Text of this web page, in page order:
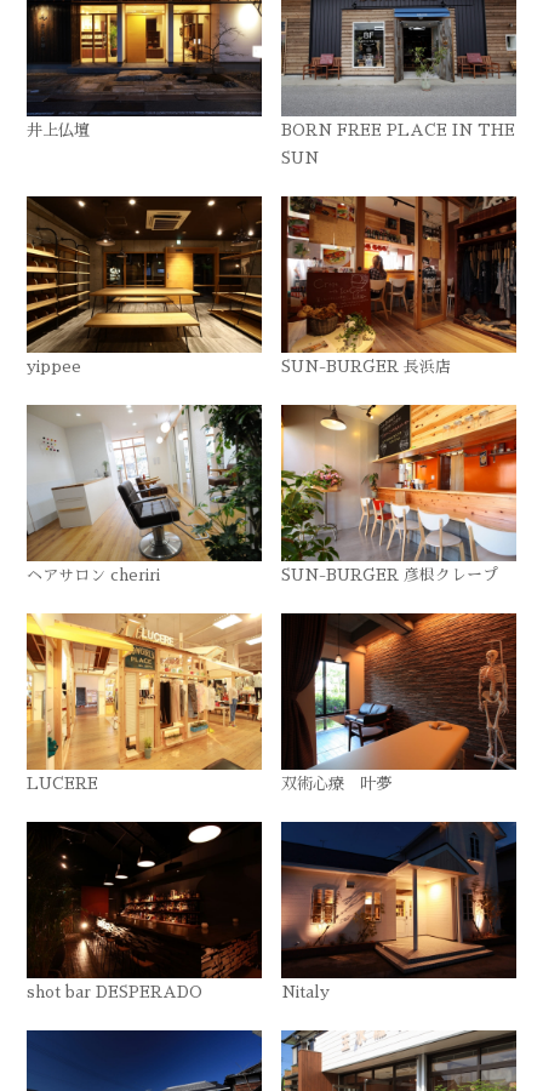
井上仏壇
BORN FREE PLACE IN THE
SUN
yippee SUN-BURGER 長浜店
ヘアサロン cheriri SUN-BURGER 彦根クレープ
LUCERE 双術心療 叶夢
shot bar DESPERADO Nitaly